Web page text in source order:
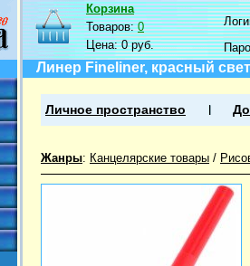
Корзина
Товаров:0
Цена:0 руб.
Линер Fineliner, красный
Личное пространство
Жанры: Канцелярские товары /